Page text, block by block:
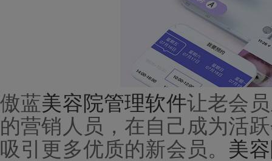
傲蓝美容院管理软件让老会
的营销人员，在自己成为活
吸引更多优质的新会员。 美